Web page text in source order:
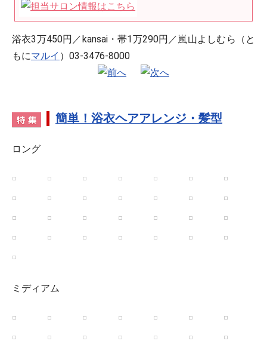
浴衣3万450円／kansai・帯1万290円／嵐山よしむら（と
もにマルイ ）03-3476-8000
簡単！浴衣ヘアアレンジ・髪型
ロング
ミディアム